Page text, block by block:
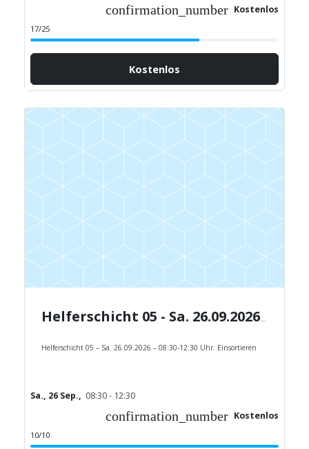
confirmation_number Kostenlos
17/25
Kostenlos
Helferschicht 05 - Sa. 26.09.2026 - 08:30-12:30 Uhr.
Helferschicht 05 – Sa. 26.09.2026 – 08:30-12:30 Uhr. Einsortieren
Sa., 26 Sep., 08:30 - 12:30
confirmation_number Kostenlos
10/10